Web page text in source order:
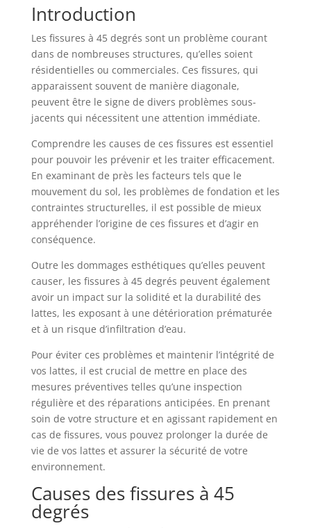
Introduction
Les fissures à 45 degrés sont un problème courant
dans de nombreuses structures, qu’elles soient
résidentielles ou commerciales. Ces fissures, qui
apparaissent souvent de manière diagonale,
peuvent être le signe de divers problèmes sous-
jacents qui nécessitent une attention immédiate.
Comprendre les causes de ces fissures est essentiel
pour pouvoir les prévenir et les traiter efficacement.
En examinant de près les facteurs tels que le
mouvement du sol, les problèmes de fondation et les
contraintes structurelles, il est possible de mieux
appréhender l’origine de ces fissures et d’agir en
conséquence.
Outre les dommages esthétiques qu’elles peuvent
causer, les fissures à 45 degrés peuvent également
avoir un impact sur la solidité et la durabilité des
lattes, les exposant à une détérioration prématurée
et à un risque d’infiltration d’eau.
Pour éviter ces problèmes et maintenir l’intégrité de
vos lattes, il est crucial de mettre en place des
mesures préventives telles qu’une inspection
régulière et des réparations anticipées. En prenant
soin de votre structure et en agissant rapidement en
cas de fissures, vous pouvez prolonger la durée de
vie de vos lattes et assurer la sécurité de votre
environnement.
Causes des fissures à 45
degrés